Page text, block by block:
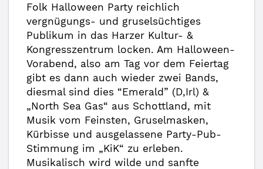
Folk Halloween Party reichlich
vergnügungs- und gruselsüchtiges
Publikum in das Harzer Kultur- &
Kongresszentrum locken. Am Halloween-
Vorabend, also am Tag vor dem Feiertag
gibt es dann auch wieder zwei Bands,
diesmal sind dies “Emerald” (D,Irl) &
„North Sea Gas“ aus Schottland, mit
Musik vom Feinsten, Gruselmasken,
Kürbisse und ausgelassene Party-Pub-
Stimmung im „KiK“ zu erleben.
Musikalisch wird wilde und sanfte